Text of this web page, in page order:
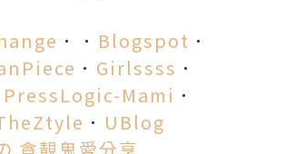
．． Blogspot ．
． Girlssss ．
PressLogic-Mami ．
． UBlog